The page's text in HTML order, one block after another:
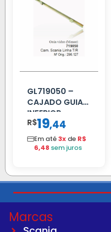
GL719050 –
CAJADO GUIA
INFERIOR
SCANIA T/R
112/113 MENOR
R$19,44
Em até3x de R$
6,48 sem juros
Marcas